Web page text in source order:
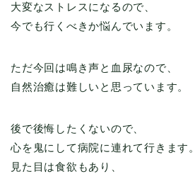
大変なストレスになるので、
今でも行くべきか悩んでいます。
ただ今回は鳴き声と血尿なので、
自然治癒は難しいと思っています。
後で後悔したくないので、
心を鬼にして病院に連れて行きます。
見た目は食欲もあり、